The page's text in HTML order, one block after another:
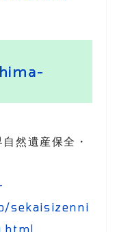
然遺産保全・
sekaisizenni